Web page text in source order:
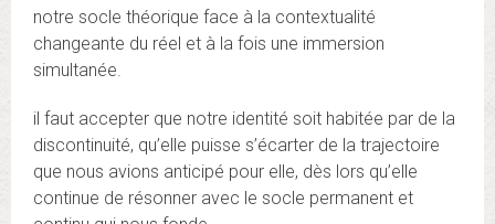
notre socle théorique face à la contextualité
changeante du réel et à la fois une immersion
simultanée.
il faut accepter que notre identité soit habitée par de la
discontinuité, qu’elle puisse s’écarter de la trajectoire
que nous avions anticipé pour elle, dès lors qu’elle
continue de résonner avec le socle permanent et